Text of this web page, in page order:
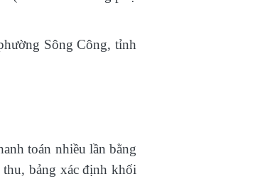
Sông Công, tỉnh
toán nhiều lần bằng
bảng xác định khối